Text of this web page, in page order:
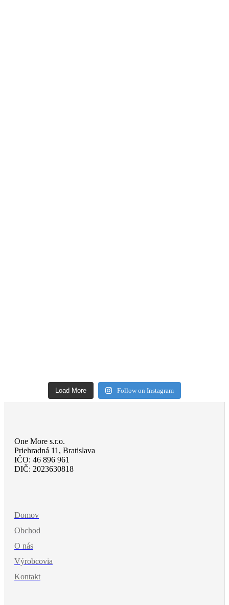
Load More Follow on Instagram
One More s.r.o.
Priehradná 11, Bratislava
IČO: 46 896 961
DIČ: 2023630818
Domov
Obchod
O nás
Výrobcovia
Kontakt